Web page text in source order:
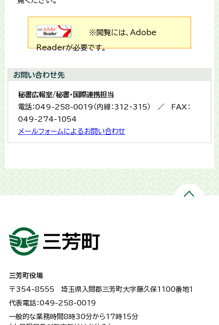
※閲覧には、Adobe
Readerが必要です。
お問い合わせ先
秘書広報室/秘書・国際連携担当
電話：049-258-0019（内線：312・315） ／ FAX：
049-274-1054
メールフォームによるお問い合わせ
三芳町役場
〒354-8555 埼玉県入間郡三芳町大字藤久保1100番地１
代表電話：049-258-0019
一般的な業務時間8時30分から17時15分